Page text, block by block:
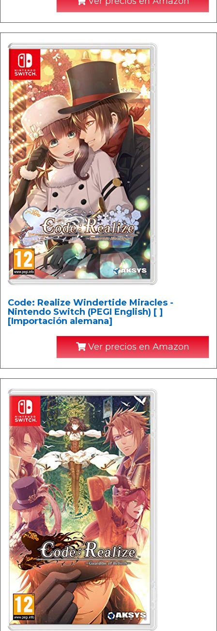
Code: Realize Windertide Miracles -
Nintendo Switch (PEGI English) [ ]
[Importación alemana]
Ver precios en Amazon